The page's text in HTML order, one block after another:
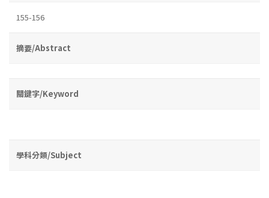
155-156
摘要/Abstract
關鍵字/Keyword
學科分類/Subject